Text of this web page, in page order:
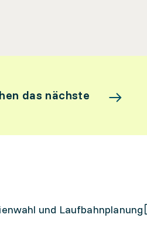
das nächste
und Laufbahnplanung